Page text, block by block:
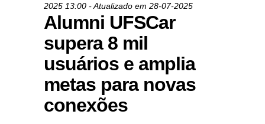
2025 13:00 -Atualizado em 28-07-2025
Alumni UFSCar
supera 8 mil
usuários e amplia
metas para novas
conexões